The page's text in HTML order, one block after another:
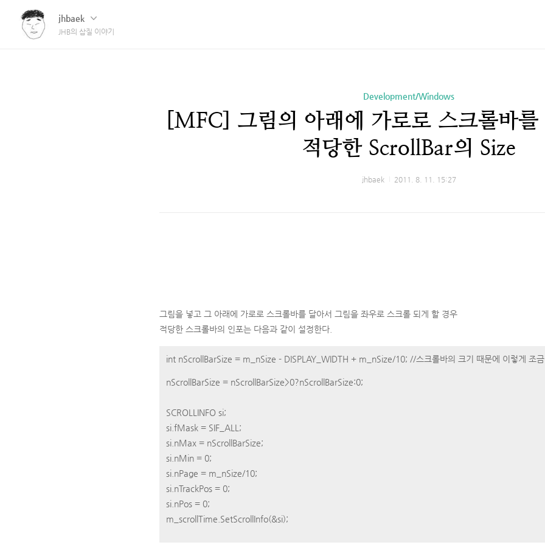
jhbaek
JHB의 삽질 이야기
Development/Windows
[MFC] 그림의 아래에 가로로 스크롤바
적당한 ScrollBar의 Size
jhbaek 2011. 8. 11. 15:27
그림을 넣고 그 아래에 가로로 스크롤바를 달아서 그림을 좌우로 스크롤 되게 할 경우
적당한 스크롤바의 인포는 다음과 같이 설정한다.
int nScrollBarSize = m_nSize - DISPLAY_WIDTH + m_nSize/10; //스크롤바의 크기 때문에 이렇게 조금
nScrollBarSize = nScrollBarSize>0?nScrollBarSize:0;
SCROLLINFO si;
si.fMask = SIF_ALL;
si.nMax = nScrollBarSize;
si.nMin = 0;
si.nPage = m_nSize/10;
si.nTrackPos = 0;
si.nPos = 0;
m_scrollTime.SetScrollInfo(&si);